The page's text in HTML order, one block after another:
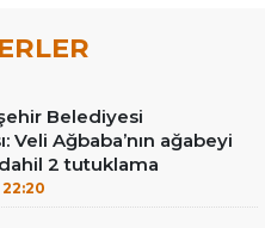
Belediyesi
Veli Ağbaba’nın ağabeyi
2 tutuklama
22:20